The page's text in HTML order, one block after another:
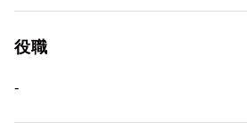
役職
-